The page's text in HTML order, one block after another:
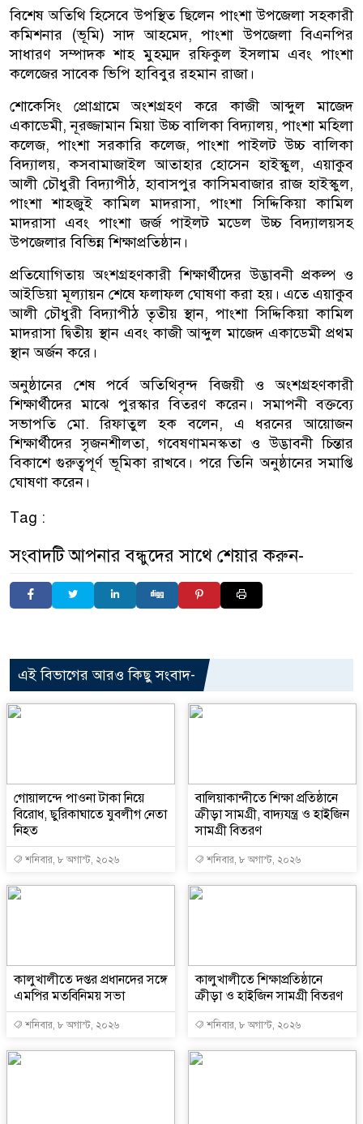
বিশেষ অতিথি হিসেবে উপস্থিত ছিলেন পাংশা উপজেলা সহকারী
কমিশনার (ভূমি) সাদ আহমেদ, পাংশা উপজেলা বিএনপির
সাধারণ সম্পাদক শাহ মুহম্মদ রফিকুল ইসলাম এবং পাংশা
কলেজের সাবেক ভিপি হাবিবুর রহমান রাজা।
শোকেসিং প্রোগ্রামে অংশগ্রহণ করে কাজী আব্দুল মাজেদ
একাডেমী, নূরজ্জামান মিয়া উচ্চ বালিকা বিদ্যালয়, পাংশা মহিলা
কলেজ, পাংশা সরকারি কলেজ, পাংশা পাইলট উচ্চ বালিকা
বিদ্যালয়, কসবামাজাইল আতাহার হোসেন হাইস্কুল, এয়াকুব
আলী চৌধুরী বিদ্যাপীঠ, হাবাসপুর কাসিমবাজার রাজ হাইস্কুল,
পাংশা শাহজুই কামিল মাদরাসা, পাংশা সিদ্দিকিয়া কামিল
মাদরাসা এবং পাংশা জর্জ পাইলট মডেল উচ্চ বিদ্যালয়সহ
উপজেলার বিভিন্ন শিক্ষাপ্রতিষ্ঠান।
প্রতিযোগিতায় অংশগ্রহণকারী শিক্ষার্থীদের উদ্ভাবনী প্রকল্প ও
আইডিয়া মূল্যায়ন শেষে ফলাফল ঘোষণা করা হয়। এতে এয়াকুব
আলী চৌধুরী বিদ্যাপীঠ তৃতীয় স্থান, পাংশা সিদ্দিকিয়া কামিল
মাদরাসা দ্বিতীয় স্থান এবং কাজী আব্দুল মাজেদ একাডেমী প্রথম
স্থান অর্জন করে।
অনুষ্ঠানের শেষ পর্বে অতিথিবৃন্দ বিজয়ী ও অংশগ্রহণকারী
শিক্ষার্থীদের মাঝে পুরস্কার বিতরণ করেন। সমাপনী বক্তব্যে
সভাপতি মো. রিফাতুল হক বলেন, এ ধরনের আয়োজন
শিক্ষার্থীদের সৃজনশীলতা, গবেষণামনস্কতা ও উদ্ভাবনী চিন্তার
বিকাশে গুরুত্বপূর্ণ ভূমিকা রাখবে। পরে তিনি অনুষ্ঠানের সমাপ্তি
ঘোষণা করেন।
Tag :
সংবাদটি আপনার বন্ধুদের সাথে শেয়ার করুন-
এই বিভাগের আরও কিছু সংবাদ-
গোয়ালন্দে পাওনা টাকা নিয়ে
বিরোধ, ছুরিকাঘাতে যুবলীগ নেতা
নিহত
শনিবার, ৮ অগাস্ট, ২০২৬
বালিয়াকান্দীতে শিক্ষা প্রতিষ্ঠানে
ক্রীড়া সামগ্রী, বাদ্যযন্ত্র ও হাইজিন
সামগ্রী বিতরণ
শনিবার, ৮ অগাস্ট, ২০২৬
কালুখালীতে দপ্তর প্রধানদের সঙ্গে
এমপির মতবিনিময় সভা
শনিবার, ৮ অগাস্ট, ২০২৬
কালুখালীতে শিক্ষাপ্রতিষ্ঠানে
ক্রীড়া ও হাইজিন সামগ্রী বিতরণ
শনিবার, ৮ অগাস্ট, ২০২৬